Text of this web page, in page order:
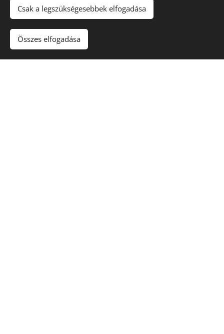
Csak a legszükségesebbek elfogadása
Összes elfogadása